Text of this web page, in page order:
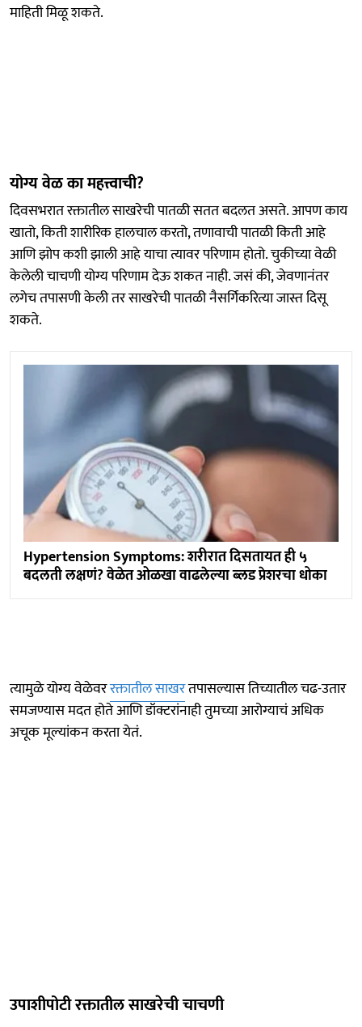
माहिती मिळू शकते.
योग्य वेळ का महत्त्वाची?
दिवसभरात रक्तातील साखरेची पातळी सतत बदलत असते. आपण काय
खातो, किती शारीरिक हालचाल करतो, तणावाची पातळी किती आहे
आणि झोप कशी झाली आहे याचा त्यावर परिणाम होतो. चुकीच्या वेळी
केलेली चाचणी योग्य परिणाम देऊ शकत नाही. जसं की, जेवणानंतर
लगेच तपासणी केली तर साखरेची पातळी नैसर्गिकरित्या जास्त दिसू
शकते.
Hypertension Symptoms: शरीरात दिसतायत ही ५
बदलती लक्षणं? वेळेत ओळखा वाढलेल्या ब्लड प्रेशरचा धोका
त्यामुळे योग्य वेळेवररक्तातील साखरतपासल्यास तिच्यातील चढ-उतार
समजण्यास मदत होते आणि डॉक्टरांनाही तुमच्या आरोग्याचं अधिक
अचूक मूल्यांकन करता येतं.
उपाशीपोटी रक्तातील साखरेची चाचणी